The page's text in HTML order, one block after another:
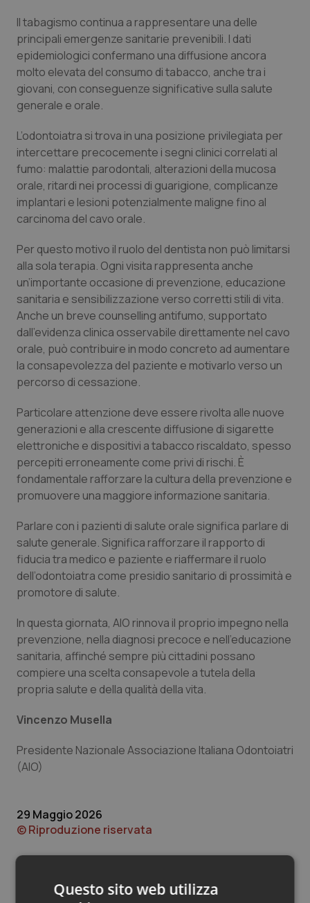
Campania
Emilia-Romagna
Friuli Venezia Giulia
Lazio
Liguria
Lombardia
Molise
Piemonte
Provincia Autonoma di Bolzano
Provincia Autonoma di Trento
Puglia
Sardegna
Sicilia
Toscana
Umbria
Valle D’Aosta
Veneto
Car-T
Colesterolo & coronaropatie
Dermatite Atopica
Diabete & glucometri
Disturbi dell’umore
Dolore
Epatiti
HIV
Infezioni & Febbre
Ipertensione & Scompenso
Malattie rare
Malattia di Crohn & Rettocolite Ulcerosa
Neuroscienze & patologie neurodegenerative
Obesità
Oftalmologia
Oncodermatologia
Oncoematologia
Oncologia & Nutrizione
Quotidiano Chirurgia
Quotidiano Oncologia
Rene & patologie urogenitali
Il tabagismo continua a rappresentare una delle
principali emergenze sanitarie prevenibili. I dati
epidemiologici confermano una diffusione ancora
molto elevata del consumo di tabacco, anche tra i
giovani, con conseguenze significative sulla salute
generale e orale.
L’odontoiatra si trova in una posizione privilegiata per
intercettare precocemente i segni clinici correlati al
fumo: malattie parodontali, alterazioni della mucosa
orale, ritardi nei processi di guarigione, complicanze
implantari e lesioni potenzialmente maligne fino al
carcinoma del cavo orale.
Per questo motivo il ruolo del dentista non può limitarsi
alla sola terapia. Ogni visita rappresenta anche
un’importante occasione di prevenzione, educazione
sanitaria e sensibilizzazione verso corretti stili di vita.
Anche un breve counselling antifumo, supportato
dall’evidenza clinica osservabile direttamente nel cavo
orale, può contribuire in modo concreto ad aumentare
la consapevolezza del paziente e motivarlo verso un
percorso di cessazione.
Particolare attenzione deve essere rivolta alle nuove
generazioni e alla crescente diffusione di sigarette
elettroniche e dispositivi a tabacco riscaldato, spesso
percepiti erroneamente come privi di rischi. È
fondamentale rafforzare la cultura della prevenzione e
promuovere una maggiore informazione sanitaria.
Parlare con i pazienti di salute orale significa parlare di
salute generale. Significa rafforzare il rapporto di
fiducia tra medico e paziente e riaffermare il ruolo
dell’odontoiatra come presidio sanitario di prossimità e
promotore di salute.
In questa giornata, AIO rinnova il proprio impegno nella
prevenzione, nella diagnosi precoce e nell’educazione
sanitaria, affinché sempre più cittadini possano
compiere una scelta consapevole a tutela della
propria salute e della qualità della vita.
Vincenzo Musella
Presidente Nazionale Associazione Italiana Odontoiatri
(AIO)
29 Maggio 2026
© Riproduzione riservata
Questo sito web utilizza